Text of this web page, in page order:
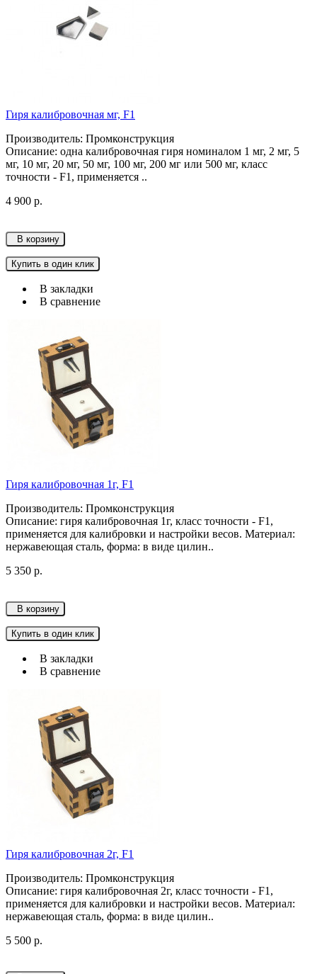
Гиря калибровочная мг, F1
Производитель: Промконструкция
Описание: одна калибровочная гиря номиналом 1 мг, 2 мг, 5
мг, 10 мг, 20 мг, 50 мг, 100 мг, 200 мг или 500 мг, класс
точности - F1, применяется ..
4 900 р.
В корзину
Купить в один клик
В закладки
В сравнение
Гиря калибровочная 1г, F1
Производитель: Промконструкция
Описание: гиря калибровочная 1г, класс точности - F1,
применяется для калибровки и настройки весов. Материал:
нержавеющая сталь, форма: в виде цилин..
5 350 р.
В корзину
Купить в один клик
В закладки
В сравнение
Гиря калибровочная 2г, F1
Производитель: Промконструкция
Описание: гиря калибровочная 2г, класс точности - F1,
применяется для калибровки и настройки весов. Материал:
нержавеющая сталь, форма: в виде цилин..
5 500 р.